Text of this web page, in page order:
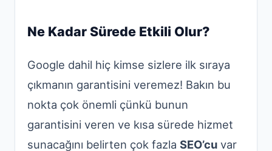
Ne Kadar Sürede Etkili Olur?
Google dahil hiç kimse sizlere ilk sıraya
çıkmanın garantisini veremez! Bakın bu
nokta çok önemli çünkü bunun
garantisini veren ve kısa sürede hizmet
sunacağını belirten çok fazla SEO’cu var